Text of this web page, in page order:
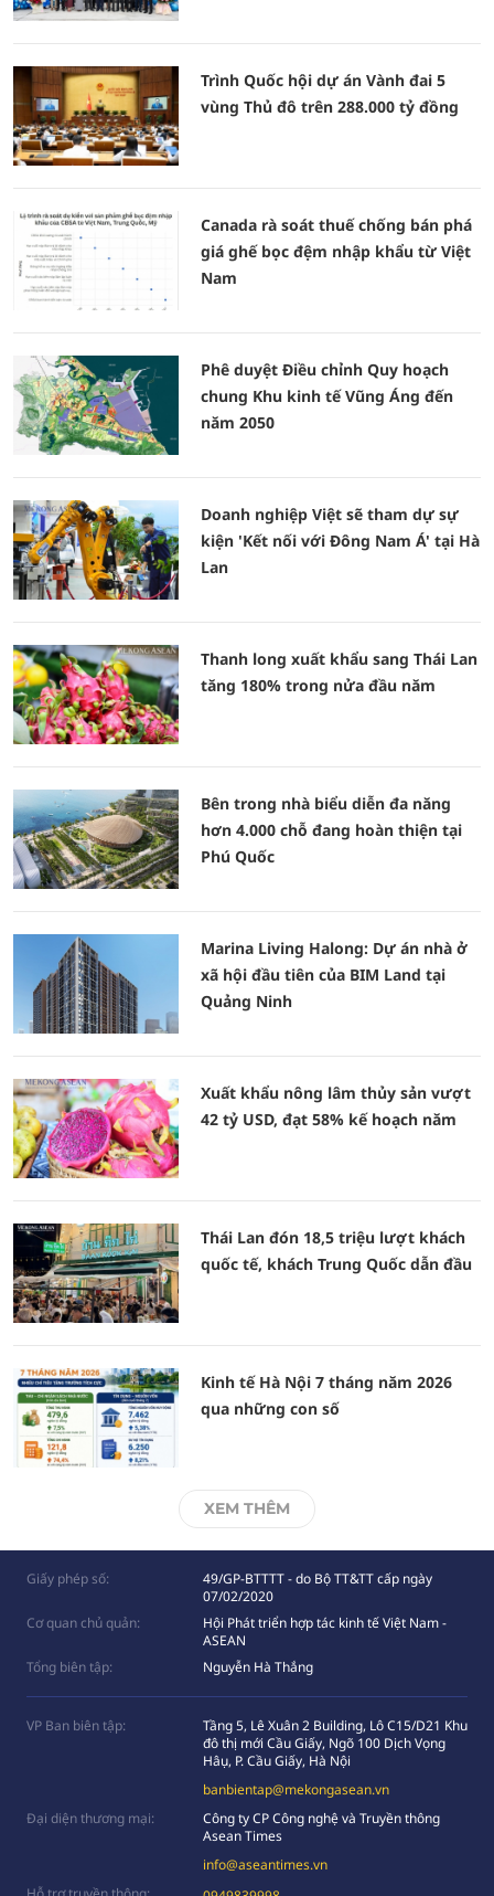
Trình Quốc hội dự án Vành đai 5
vùng Thủ đô trên 288.000 tỷ đồng
Canada rà soát thuế chống bán phá
giá ghế bọc đệm nhập khẩu từ Việt
Nam
Phê duyệt Điều chỉnh Quy hoạch
chung Khu kinh tế Vũng Áng đến
năm 2050
Doanh nghiệp Việt sẽ tham dự sự
kiện 'Kết nối với Đông Nam Á' tại Hà
Lan
Thanh long xuất khẩu sang Thái Lan
tăng 180% trong nửa đầu năm
Bên trong nhà biểu diễn đa năng
hơn 4.000 chỗ đang hoàn thiện tại
Phú Quốc
Marina Living Halong: Dự án nhà ở
xã hội đầu tiên của BIM Land tại
Quảng Ninh
Xuất khẩu nông lâm thủy sản vượt
42 tỷ USD, đạt 58% kế hoạch năm
Thái Lan đón 18,5 triệu lượt khách
quốc tế, khách Trung Quốc dẫn đầu
Kinh tế Hà Nội 7 tháng năm 2026
qua những con số
XEM THÊM
Giấy phép số:
49/GP-BTTTT - do Bộ TT&TT cấp ngày
07/02/2020
Cơ quan chủ quản:
Hội Phát triển hợp tác kinh tế Việt Nam -
ASEAN
Tổng biên tập:
Nguyễn Hà Thắng
VP Ban biên tập:
Tầng 5, Lê Xuân 2 Building, Lô C15/D21 Khu
đô thị mới Cầu Giấy, Ngõ 100 Dịch Vọng
Hâụ, P. Cầu Giấy, Hà Nội
banbientap@mekongasean.vn
Đại diện thương mại:
Công ty CP Công nghệ và Truyền thông
Asean Times
info@aseantimes.vn